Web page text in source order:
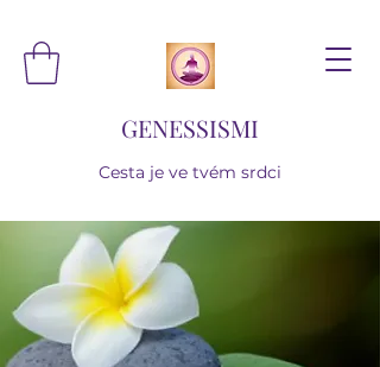
GENESSISMI
Cesta je ve tvém srdci